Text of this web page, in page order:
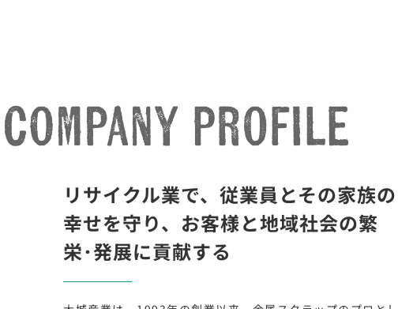
リサイクル業で、従業員とその家族の
幸せを守り、お客様と地域社会の繁
栄･発展に貢献する